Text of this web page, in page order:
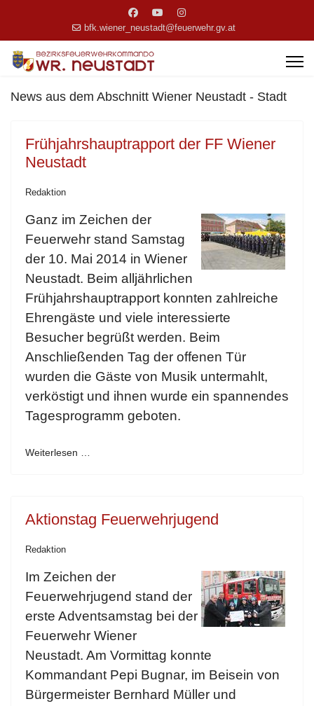
bfk.wiener_neustadt@feuerwehr.gv.at
News aus dem Abschnitt Wiener Neustadt - Stadt
Frühjahrshauptrapport der FF Wiener
Neustadt
Redaktion
Ganz im Zeichen der
Feuerwehr stand Samstag
der 10. Mai 2014 in Wiener
Neustadt. Beim alljährlichen
Frühjahrshauptrapport konnten zahlreiche
Ehrengäste und viele interessierte
Besucher begrüßt werden. Beim
Anschließenden Tag der offenen Tür
wurden die Gäste von Musik untermahlt,
verköstigt und ihnen wurde ein spannendes
Tagesprogramm geboten.
Weiterlesen …
Aktionstag Feuerwehrjugend
Redaktion
Im Zeichen der
Feuerwehrjugend stand der
erste Adventsamstag bei der
Feuerwehr Wiener
Neustadt. Am Vormittag konnte
Kommandant Pepi Bugnar, im Beisein von
Bürgermeister Bernhard Müller und